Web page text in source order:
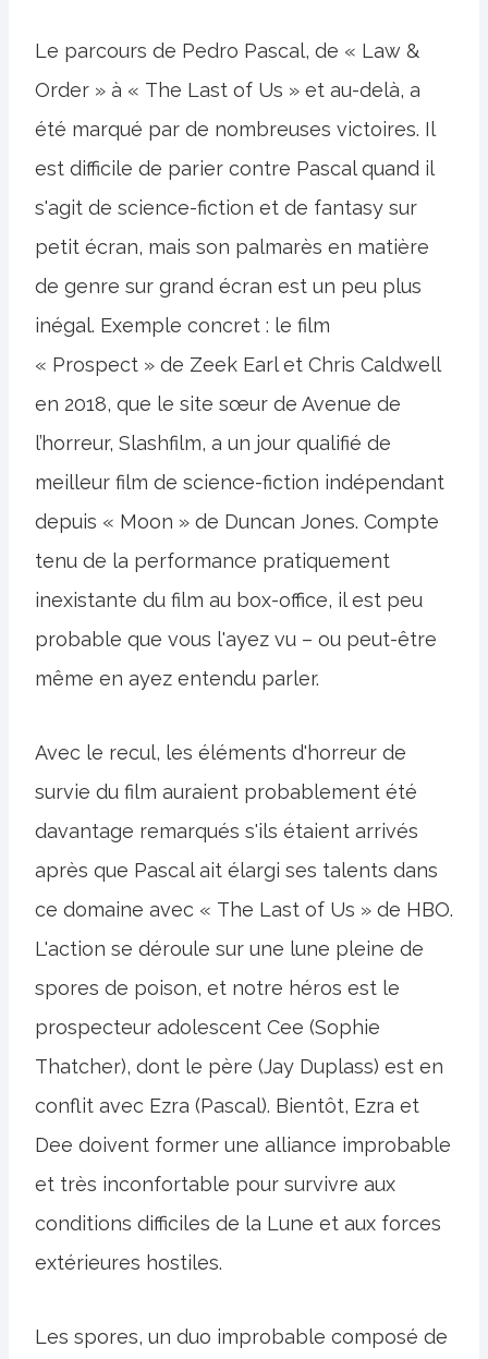
Le parcours de Pedro Pascal, de « Law &
Order » à « The Last of Us » et au-delà, a
été marqué par de nombreuses victoires. Il
est difficile de parier contre Pascal quand il
s'agit de science-fiction et de fantasy sur
petit écran, mais son palmarès en matière
de genre sur grand écran est un peu plus
inégal. Exemple concret : le film
« Prospect » de Zeek Earl et Chris Caldwell
en 2018, que le site sœur de Avenue de
l’horreur, Slashfilm, a un jour qualifié de
meilleur film de science-fiction indépendant
depuis « Moon » de Duncan Jones. Compte
tenu de la performance pratiquement
inexistante du film au box-office, il est peu
probable que vous l'ayez vu – ou peut-être
même en ayez entendu parler.
Avec le recul, les éléments d'horreur de
survie du film auraient probablement été
davantage remarqués s'ils étaient arrivés
après que Pascal ait élargi ses talents dans
ce domaine avec « The Last of Us » de HBO.
L'action se déroule sur une lune pleine de
spores de poison, et notre héros est le
prospecteur adolescent Cee (Sophie
Thatcher), dont le père (Jay Duplass) est en
conflit avec Ezra (Pascal). Bientôt, Ezra et
Dee doivent former une alliance improbable
et très inconfortable pour survivre aux
conditions difficiles de la Lune et aux forces
extérieures hostiles.
Les spores, un duo improbable composé de